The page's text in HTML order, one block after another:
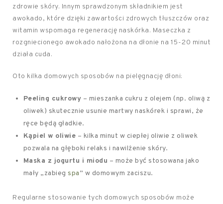
zdrowie skóry. Innym sprawdzonym składnikiem jest
awokado, które dzięki zawartości zdrowych tłuszczów oraz
witamin wspomaga regenerację naskórka. Maseczka z
rozgniecionego awokado nałożona na dłonie na 15-20 minut
działa cuda.
Oto kilka domowych sposobów na pielęgnację dłoni:
Peeling cukrowy – mieszanka cukru z olejem (np. oliwą z
oliwek) skutecznie usunie martwy naskórek i sprawi, że
ręce będą gładkie.
Kąpiel w oliwie – kilka minut w ciepłej oliwie z oliwek
pozwala na głęboki relaks i nawilżenie skóry.
Maska z jogurtu i miodu – może być stosowana jako
mały „zabieg spa” w domowym zaciszu.
Regularne stosowanie tych domowych sposobów może